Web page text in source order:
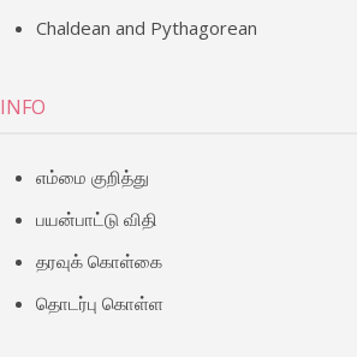
Chaldean and Pythagorean
INFO
எம்மை குறித்து
பயன்பாட்டு விதி
தரவுக் கொள்கை
தொடர்பு கொள்ள